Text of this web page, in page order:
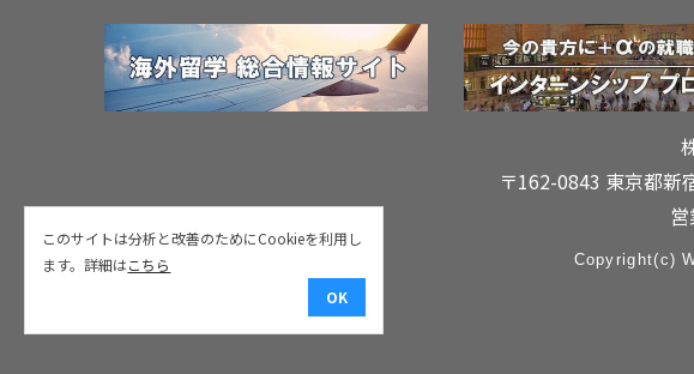
このサイトは分析と改善のためにCookieを利用し
ます。詳細はこちら
OK
〒162-0843 東京都新
Copyright(c)